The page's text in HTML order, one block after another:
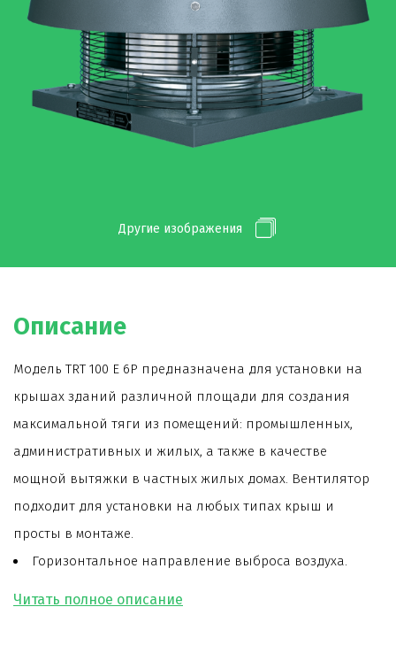
Другие изображения
Описание
Модель TRT 100 E 6P предназначена для установки на
крышах зданий различной площади для создания
максимальной тяги из помещений: промышленных,
административных и жилых, а также в качестве
мощной вытяжки в частных жилых домах. Вентилятор
подходит для установки на любых типах крыш и
просты в монтаже.
Горизонтальное направление выброса воздуха.